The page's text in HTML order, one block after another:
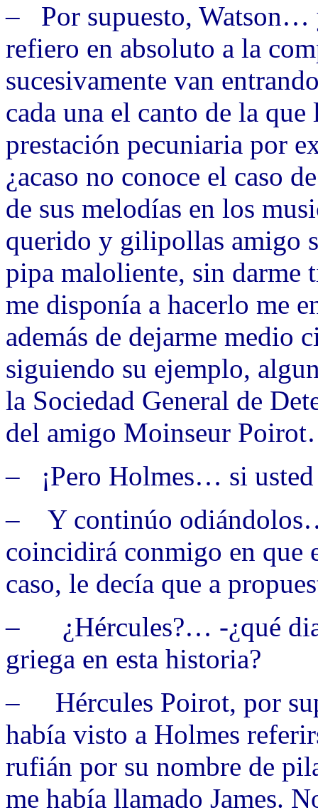
– Por supuesto, Watson…
refiero en absoluto a la
sucesivamente van
cada una el canto de la
prestación pecuniaria por
¿acaso no conoce el caso
de sus melodías en los
querido y gilipollas amigo
pipa maloliente, sin darme
me disponía a hacerlo me
además de dejarme medio
siguiendo su ejemplo,
la Sociedad General de
del amigo Moinseur
– ¡Pero Holmes… si
– Y continúo
coincidirá conmigo en que
caso, le decía que a
– ¿Hércules?… -¿qué
griega en esta historia?
– Hércules Poirot, por
había visto a Holmes
rufián por su nombre de
me había llamado James.